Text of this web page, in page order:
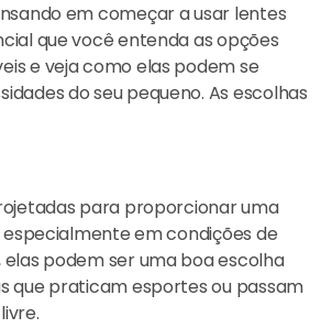
em começar a usar lentes
que você entenda as opções
e veja como elas podem se
do seu pequeno. As escolhas
para proporcionar uma
em condições de
elas podem ser uma boa escolha
que praticam esportes ou passam